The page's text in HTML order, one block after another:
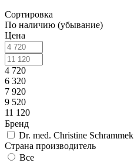
Сортировка
По наличию (убывание)
Цена
4 720
6 320
7 920
9 520
11 120
Бренд
Dr. med. Christine Schrammek
Страна производитель
Все